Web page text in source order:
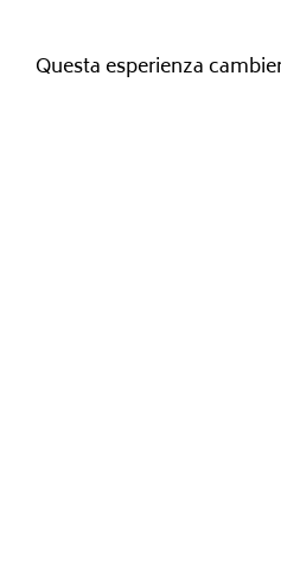
Questa esperienza